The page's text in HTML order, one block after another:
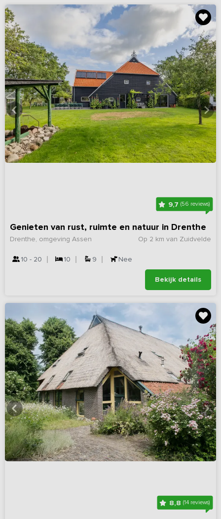
9,7 (56 reviews)
Genieten van rust, ruimte en natuur in Drenthe
Op 2 km van Zuidvelde
Drenthe, omgeving Assen
10 - 20 10 9 Nee
Bekijk details
8,8(14 reviews)